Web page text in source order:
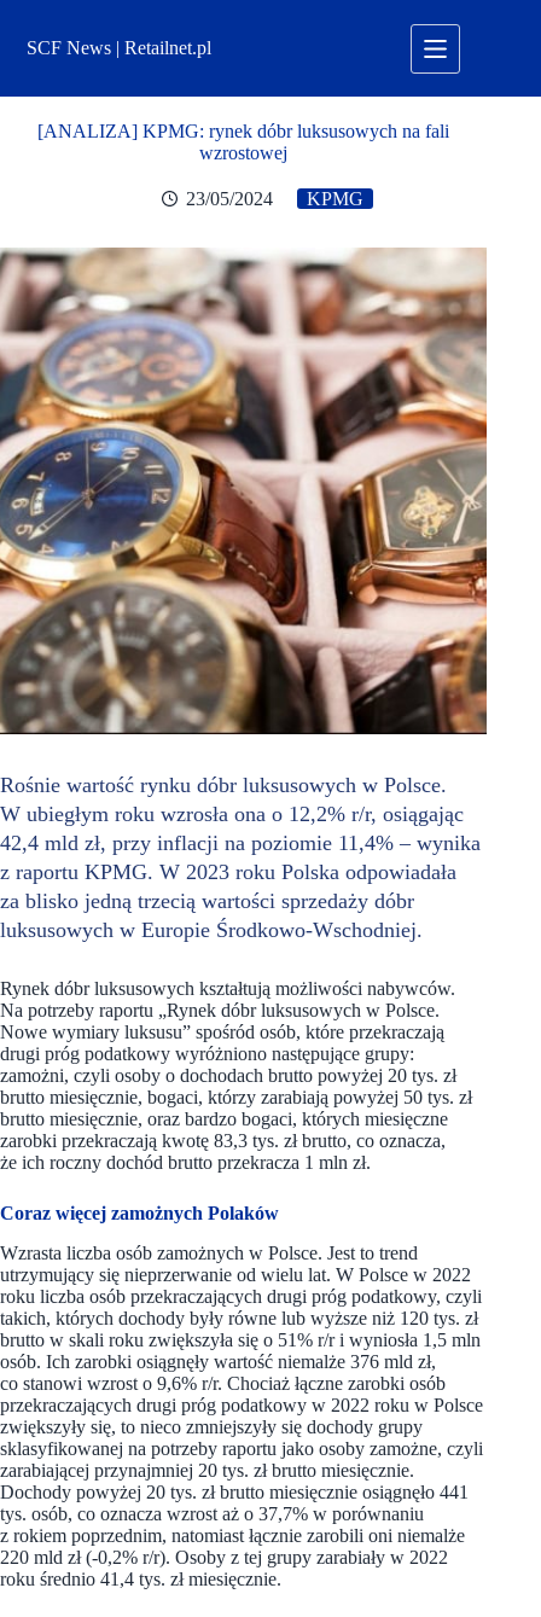
treściSCF News | Retailnet.pl
[ANALIZA] KPMG: rynek dóbr luksusowych na fali
wzrostowej
23/05/2024 KPMG
Rośnie wartość rynku dóbr luksusowych w Polsce.
W ubiegłym roku wzrosła ona o 12,2% r/r, osiągając
42,4 mld zł, przy inflacji na poziomie 11,4% – wynika
z raportu KPMG. W 2023 roku Polska odpowiadała
za blisko jedną trzecią wartości sprzedaży dóbr
luksusowych w Europie Środkowo-Wschodniej.
Rynek dóbr luksusowych kształtują możliwości nabywców.
Na potrzeby raportu „Rynek dóbr luksusowych w Polsce.
Nowe wymiary luksusu” spośród osób, które przekraczają
drugi próg podatkowy wyróżniono następujące grupy:
zamożni, czyli osoby o dochodach brutto powyżej 20 tys. zł
brutto miesięcznie, bogaci, którzy zarabiają powyżej 50 tys. zł
brutto miesięcznie, oraz bardzo bogaci, których miesięczne
zarobki przekraczają kwotę 83,3 tys. zł brutto, co oznacza,
że ich roczny dochód brutto przekracza 1 mln zł.
Coraz więcej zamożnych Polaków
Wzrasta liczba osób zamożnych w Polsce. Jest to trend
utrzymujący się nieprzerwanie od wielu lat. W Polsce w 2022
roku liczba osób przekraczających drugi próg podatkowy, czyli
takich, których dochody były równe lub wyższe niż 120 tys. zł
brutto w skali roku zwiększyła się o 51% r/r i wyniosła 1,5 mln
osób. Ich zarobki osiągnęły wartość niemalże 376 mld zł,
co stanowi wzrost o 9,6% r/r. Chociaż łączne zarobki osób
przekraczających drugi próg podatkowy w 2022 roku w Polsce
zwiększyły się, to nieco zmniejszyły się dochody grupy
sklasyfikowanej na potrzeby raportu jako osoby zamożne, czyli
zarabiającej przynajmniej 20 tys. zł brutto miesięcznie.
Dochody powyżej 20 tys. zł brutto miesięcznie osiągnęło 441
tys. osób, co oznacza wzrost aż o 37,7% w porównaniu
z rokiem poprzednim, natomiast łącznie zarobili oni niemalże
220 mld zł (-0,2% r/r). Osoby z tej grupy zarabiały w 2022
roku średnio 41,4 tys. zł miesięcznie.